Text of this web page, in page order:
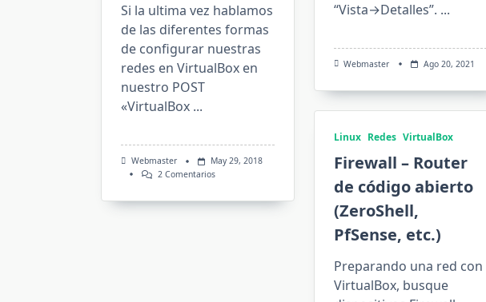
“Vista→Detalles”. ...
Webmaster Ago 20, 2021
Si la ultima vez hablamos
de las diferentes formas
de configurar nuestras
redes en VirtualBox en
nuestro POST
«VirtualBox ...
Webmaster
May 29, 2018
2 ComentariosEn
Linux Redes VirtualBox
Firewall – Router
de código abierto
(ZeroShell,
PfSense, etc.)
Preparando una red con
VirtualBox, busque